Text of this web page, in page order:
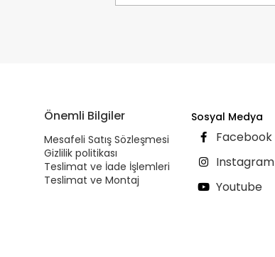
Önemli Bilgiler
Mesafeli Satış Sözleşmesi
Gizlilik politikası
Teslimat ve İade İşlemleri
Teslimat ve Montaj
Sosyal Medya
Facebook
Instagram
Youtube